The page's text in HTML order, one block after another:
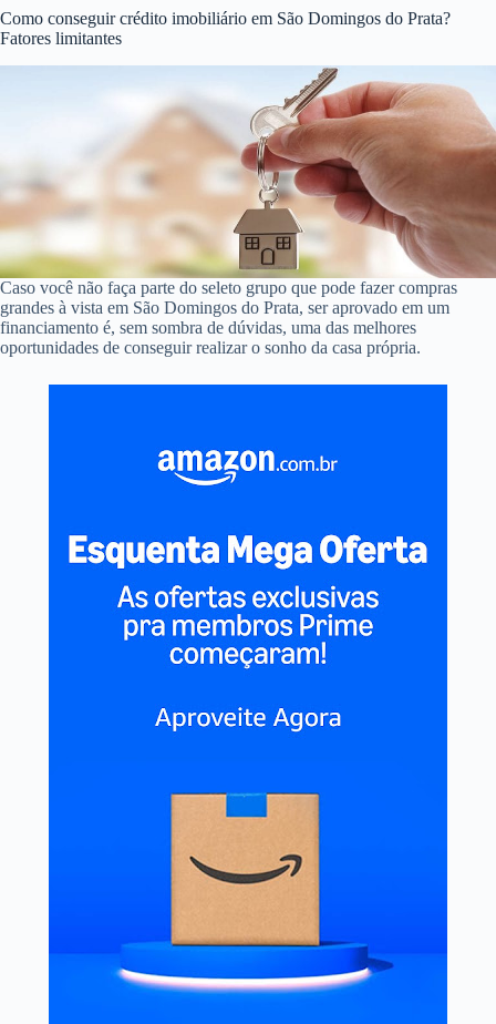
Como conseguir crédito imobiliário em São Domingos do Prata?
Fatores limitantes
Caso você não faça parte do seleto grupo que pode fazer compras
grandes à vista em São Domingos do Prata, ser aprovado em um
financiamento é, sem sombra de dúvidas, uma das melhores
oportunidades de conseguir realizar o sonho da casa própria.